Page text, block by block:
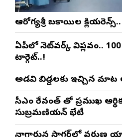
ఆరోగ్యశ్రీ బకాయిల
ఏపీలో నెట్‌వర్క్ విప్లవం..
టార్గెట్..!
అడవి బిడ్డలకు ఇచ్చిన మాట
సీఎం రేవంత్ తో ప్రముఖ
సుబ్రమణియన్ భేటీ